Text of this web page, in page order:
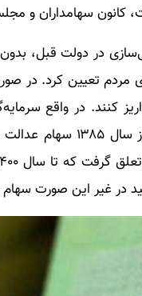
کانون سهامداران و
مردم تعیین کرد. در
کنند. در واقع
سهام شما ۵۰۰ هزار تومانی